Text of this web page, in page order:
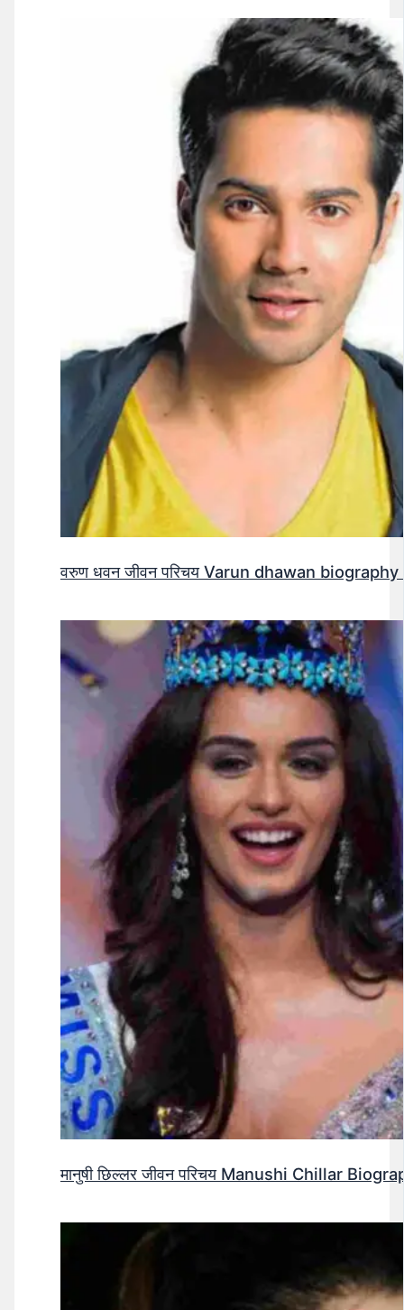
वरुण धवन जीवन परिचय Varun dhawan
मानुषी छिल्लर जीवन परिचय Manushi Chillar